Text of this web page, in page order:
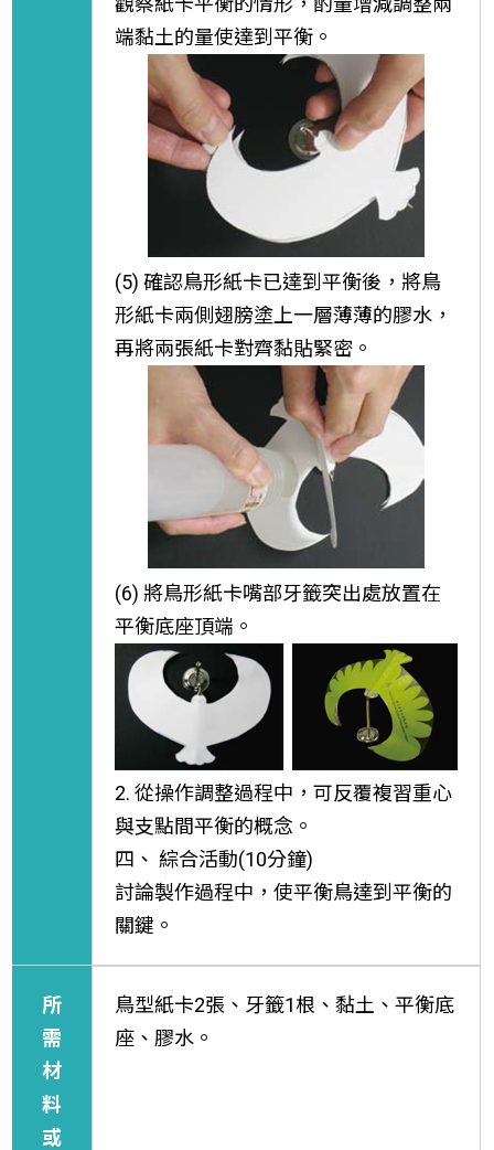
端黏土的量使達到平衡。
(5) 確認鳥形紙卡已達到平衡後，將鳥
形紙卡兩側翅膀塗上一層薄薄的膠水，
再將兩張紙卡對齊黏貼緊密。
(6) 將鳥形紙卡嘴部牙籤突出處放置在
平衡底座頂端。
2. 從操作調整過程中，可反覆複習重心
與支點間平衡的概念。
四、 綜合活動(10分鐘)
討論製作過程中，使平衡鳥達到平衡的
關鍵。
所
需
材
料
或
鳥型紙卡2張、牙籤1根、黏土、平衡底
座、膠水。